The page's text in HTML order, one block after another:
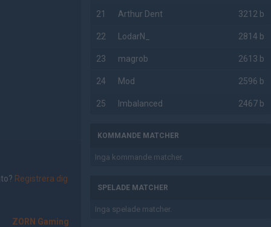
Registrera dig
ZORN Gaming
21 Arthur Dent 3212 b
22 LodarN_ 2814 b
23 magrob 2613 b
24 Mod 2596 b
25 Imbalanced 2467 b
KOMMANDE MATCHER
Inga kommande matcher.
SPELADE MATCHER
Inga spelade matcher.